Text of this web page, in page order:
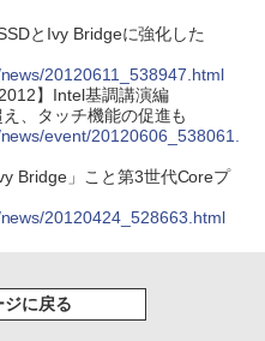
とIvy Bridgeに強化した
20120611_538947.html
】Intel基調講演編
、タッチ機能の促進も
event/20120606_538061.
Bridge」こと第3世代Coreプ
20120424_528663.html
ジに戻る